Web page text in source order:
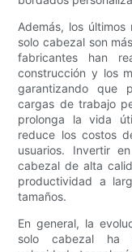
Además, los
solo cabezal son
fabricantes han
construcción y los
garantizando que
cargas de trabajo
prolonga la vida
reduce los costos
usuarios. Invertir
cabezal de alta
productividad a
tamaños.
En general, la
solo cabezal ha